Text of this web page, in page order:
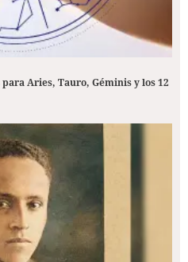
Aries, Tauro, Géminis y los 12